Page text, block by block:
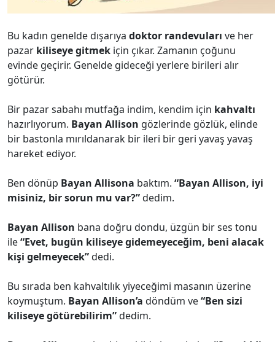
Bu kadın genelde dışarıya doktor randevuları ve her
pazar kiliseye gitmek için çıkar. Zamanın çoğunu
evinde geçirir. Genelde gideceği yerlere birileri alır
götürür.
Bir pazar sabahı mutfağa indim, kendim için kahvaltı
hazırlıyorum. Bayan Allison gözlerinde gözlük, elinde
bir bastonla mırıldanarak bir ileri bir geri yavaş yavaş
hareket ediyor.
Ben dönüp Bayan Allisona baktım. “Bayan Allison, iyi
misiniz, bir sorun mu var?”dedim.
Bayan Allison bana doğru dondu, üzgün bir ses tonu
ile“Evet, bugün kiliseye gidemeyeceğim, beni alacak
kişi gelmeyecek”dedi.
Bu sırada ben kahvaltılık yiyeceğimi masanın üzerine
koymuştum. Bayan Allison’a döndüm ve“Ben sizi
kiliseye götürebilirim”dedim.